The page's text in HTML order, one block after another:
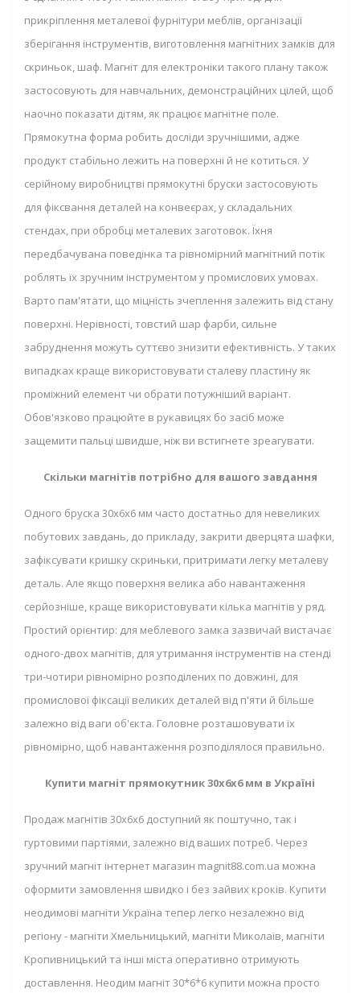
прикріплення металевої фурнітури меблів, організації
зберігання інструментів, виготовлення магнітних замків для
скриньок, шаф. Магніт для електроніки такого плану також
застосовують для навчальних, демонстраційних цілей, щоб
наочно показати дітям, як працює магнітне поле.
Прямокутна форма робить досліди зручнішими, адже
продукт стабільно лежить на поверхні й не котиться. У
серійному виробництві прямокутні бруски застосовують
для фіксвання деталей на конвеєрах, у складальних
стендах, при обробці металевих заготовок. Їхня
передбачувана поведінка та рівномірний магнітний потік
роблять їх зручним інструментом у промислових умовах.
Варто пам'ятати, що міцність зчеплення залежить від стану
поверхні. Нерівності, товстий шар фарби, сильне
забруднення можуть суттєво знизити ефективність. У таких
випадках краще використовувати сталеву пластину як
проміжний елемент чи обрати потужніший варіант.
Обов'язково працюйте в рукавицях бо засіб може
защемити пальці швидше, ніж ви встигнете зреагувати.
Скільки магнітів потрібно для вашого завдання
Одного бруска 30х6х6 мм часто достатньо для невеликих
побутових завдань, до прикладу, закрити дверцята шафки,
зафіксувати кришку скриньки, притримати легку металеву
деталь. Але якщо поверхня велика або навантаження
серйозніше, краще використовувати кілька магнітів у ряд.
Простий орієнтир: для меблевого замка зазвичай вистачає
одного-двох магнітів, для утримання інструментів на стенді
три-чотири рівномірно розподілених по довжині, для
промислової фіксації великих деталей від п'яти й більше
залежно від ваги об'єкта. Головне розташовувати їх
рівномірно, щоб навантаження розподілялося правильно.
Купити магніт прямокутник 30х6х6 мм в Україні
Продаж магнітів 30х6х6 доступний як поштучно, так і
гуртовими партіями, залежно від ваших потреб. Через
зручний магніт інтернет магазин magnit88.com.ua можна
оформити замовлення швидко і без зайвих кроків. Купити
неодимові магніти Україна тепер легко незалежно від
регіону - магніти Хмельницький, магніти Миколаїв, магніти
Кропивницький та інші міста оперативно отримують
доставлення. Неодим магніт 30*6*6 купити можна просто